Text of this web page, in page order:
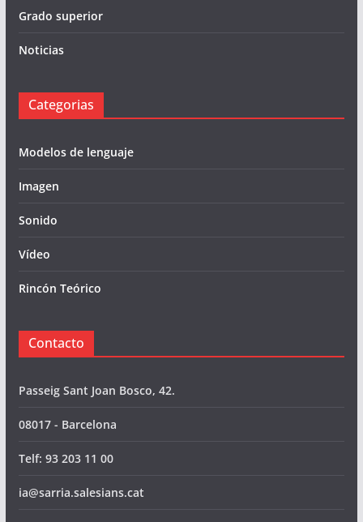
Grado superior
Noticias
Categorias
Modelos de lenguaje
Imagen
Sonido
Vídeo
Rincón Teórico
Contacto
Passeig Sant Joan Bosco, 42.
08017 - Barcelona
Telf: 93 203 11 00
ia@sarria.salesians.cat